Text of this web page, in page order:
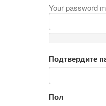
Your password
Подтвердите
Пол